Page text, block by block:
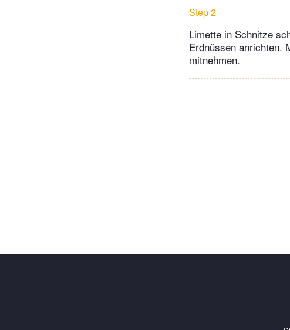
Step 2
Limette in Schnitze
Erdnüssen anrichten.
mitnehmen.